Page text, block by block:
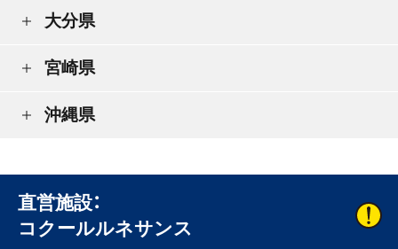
大分県
宮崎県
沖縄県
直営施設：
コクールルネサンス